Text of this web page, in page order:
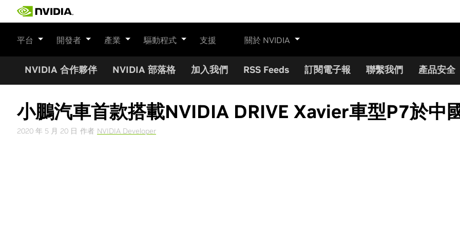
平台 開發者 產業 驅動程式 支援 關於 NVIDIA
NVIDIA 合作夥伴 NVIDIA 部落格 加入我們 RSS Feeds 訂閱電子報 聯繫我們 產品安全
小鵬汽車首款搭載NVIDIA DRIVE Xavier車型P7於中
2020 年 5 月 20 日 作者 NVIDIA Developer